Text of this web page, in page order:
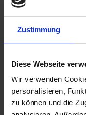
Zustimmung
Diese Webseite
Wir verwenden
personalisieren,
zu können und die
Special
schwule